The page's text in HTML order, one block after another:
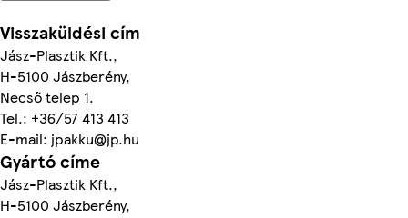
Visszaküldési cím
Jász-Plasztik Kft.,
H-5100 Jászberény,
Necső telep 1.
Tel.: +36/57 413 413
E-mail: jpakku@jp.hu
Gyártó címe
Jász-Plasztik Kft.,
H-5100 Jászberény,